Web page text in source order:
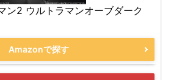
ン2 ウルトラマンオーブダーク
Amazonで探す